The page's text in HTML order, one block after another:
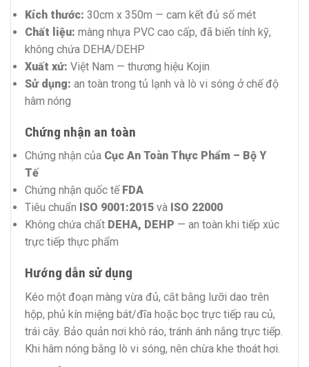
Kích thước: 30cm x 350m — cam kết đủ số mét
Chất liệu: màng nhựa PVC cao cấp, đã biến tính kỹ,
không chứa DEHA/DEHP
Xuất xứ: Việt Nam — thương hiệu Kojin
Sử dụng: an toàn trong tủ lạnh và lò vi sóng ở chế độ
hâm nóng
Chứng nhận an toàn
Chứng nhận của Cục An Toàn Thực Phẩm – Bộ Y
Tế
Chứng nhận quốc tế FDA
Tiêu chuẩn ISO 9001:2015 và ISO 22000
Không chứa chất DEHA, DEHP — an toàn khi tiếp xúc
trực tiếp thực phẩm
Hướng dẫn sử dụng
Kéo một đoạn màng vừa đủ, cắt bằng lưỡi dao trên
hộp, phủ kín miệng bát/đĩa hoặc bọc trực tiếp rau củ,
trái cây. Bảo quản nơi khô ráo, tránh ánh nắng trực tiếp.
Khi hâm nóng bằng lò vi sóng, nên chừa khe thoát hơi.